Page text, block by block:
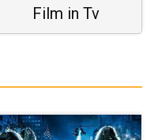
Film in Tv